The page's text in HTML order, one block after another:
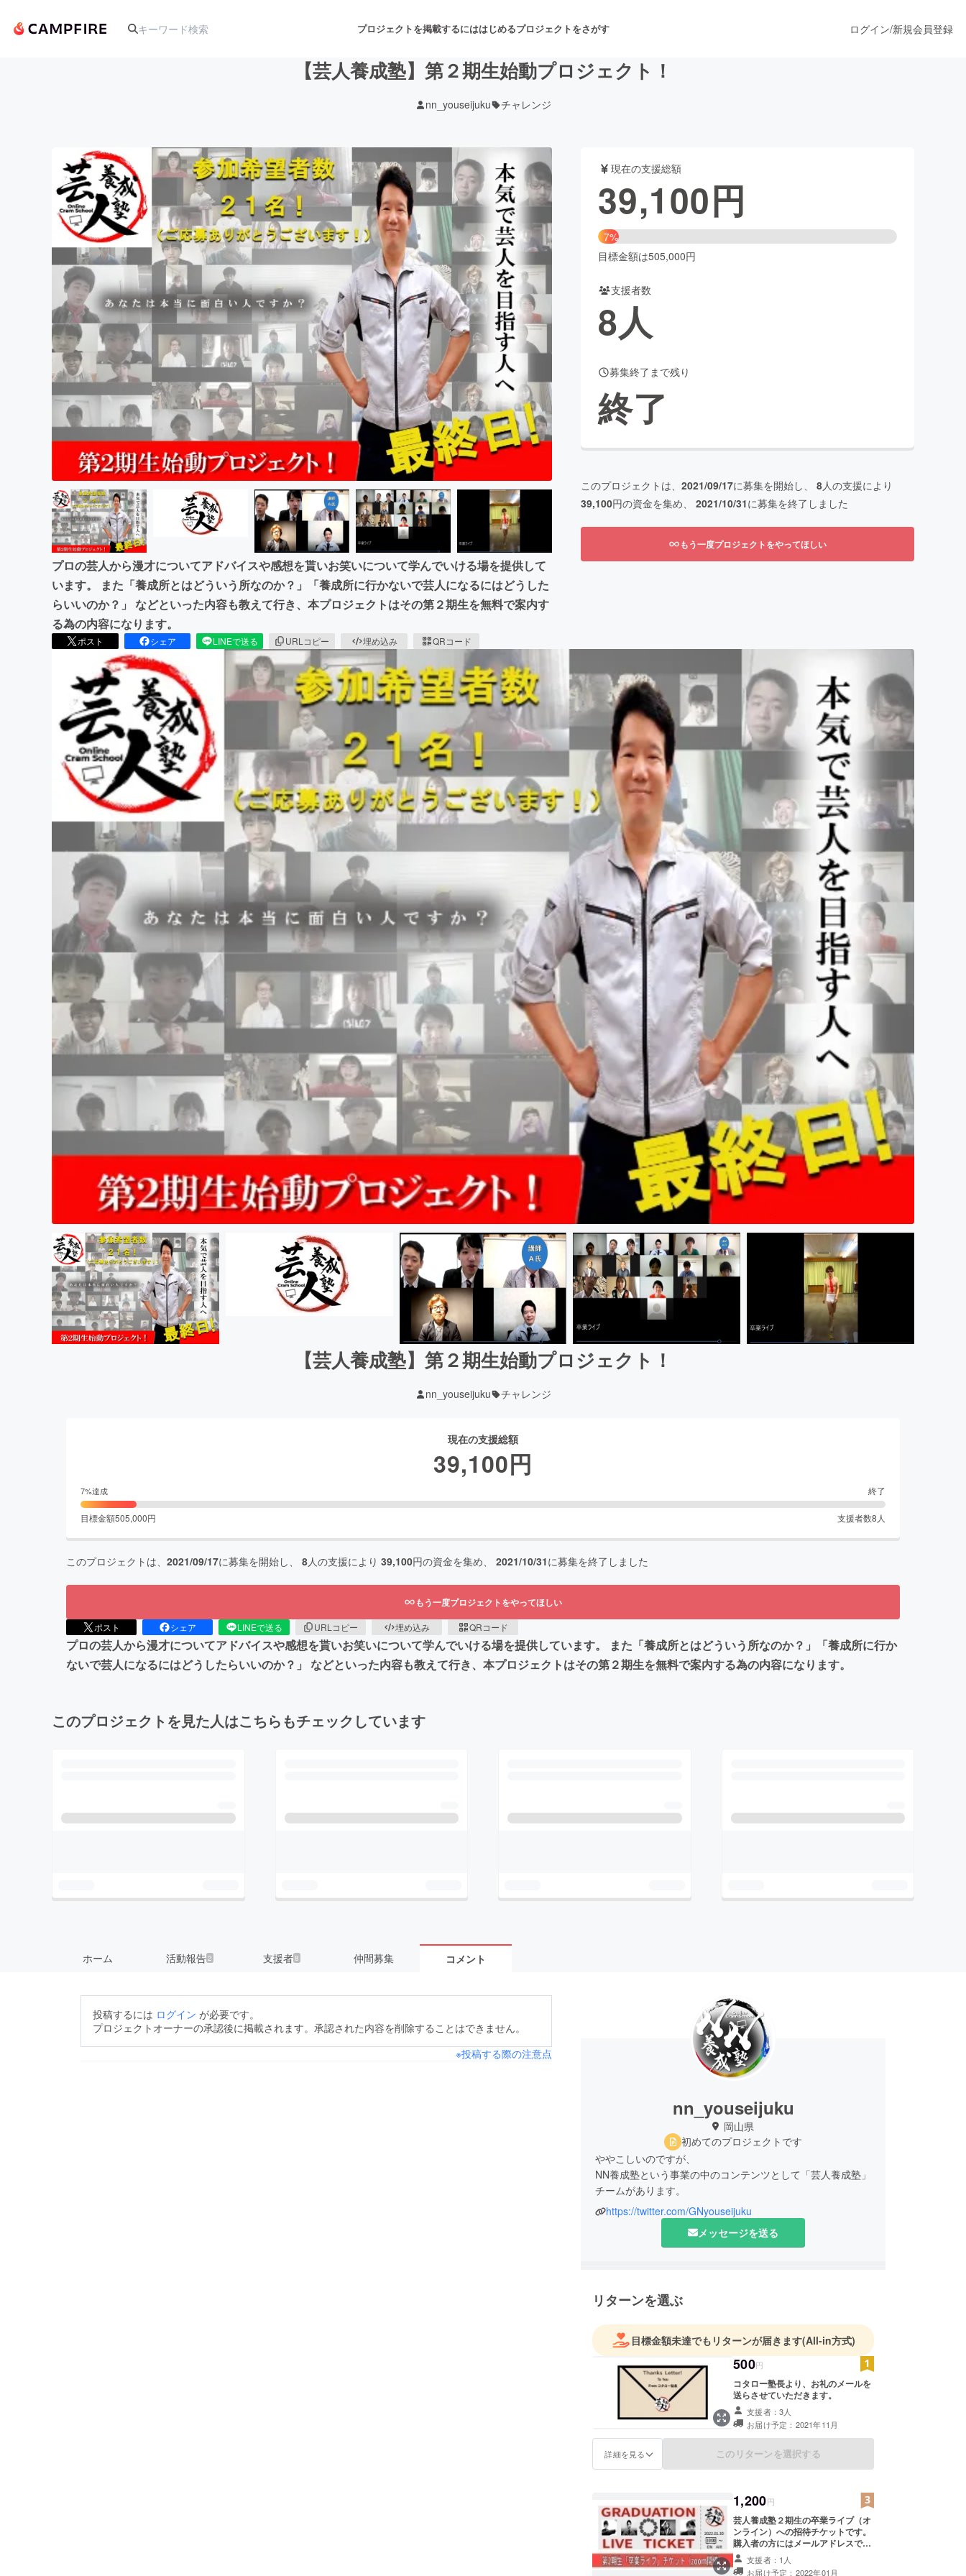
プロジェクトを掲載するにははじめるプロジェクトをさがす
アート・写真 音楽 舞台・パフォーマンス
テクノロジー・ガジェット ゲーム・サービス開発 ファッション
映像・映画 書籍・雑誌出版 アニメ・漫画
ビジネス・起業 チャレンジ ビューティー・ヘルスケア
まちづくり・地域活性化
CAMPFIRE for Social Good CAMPFIRE Creation
CAMPFIREふるさと納税
machi-yaコミュニティ
ログイン/新規会員登録
【芸人養成塾】第２期生始動プロジェクト！
nn_youseijuku チャレンジ
プロの芸人から漫才についてアドバイスや感想を貰いお笑いについて学んでいける場を提供して
います。 また「養成所とはどういう所なのか？」「養成所に行かないで芸人になるにはどうした
らいいのか？」 などといった内容も教えて行き、本プロジェクトはその第２期生を無料で案内す
る為の内容になります。
ポスト シェア LINEで送る URLコピー 埋め込み QRコード
現在の支援総額
39,100円
7%
目標金額は505,000円
支援者数
8人
募集終了まで残り
終了
このプロジェクトは、 2021/09/17に募集を開始し、 8人の支援により
39,100円の資金を集め、 2021/10/31に募集を終了しました
もう一度プロジェクトをやってほしい
【芸人養成塾】第２期生始動プロジェクト！
nn_youseijuku チャレンジ
現在の支援総額
39,100円
7%達成 終了
目標金額505,000円 支援者数8 人
このプロジェクトは、 2021/09/17に募集を開始し、 8人の支援により 39,100円の資金を集め、 2021/10/31に募集を終了しました
もう一度プロジェクトをやってほしい
ポスト シェア LINEで送る URLコピー 埋め込み QRコード
プロの芸人から漫才についてアドバイスや感想を貰いお笑いについて学んでいける場を提供しています。 また「養成所とはどういう所なのか？」「養成所に行か
ないで芸人になるにはどうしたらいいのか？」 などといった内容も教えて行き、本プロジェクトはその第２期生を無料で案内する為の内容になります。
このプロジェクトを見た人はこちらもチェックしています
ホーム 活動報告2 支援者8 仲間募集 コメント
投稿するには ログイン が必要です。
プロジェクトオーナーの承認後に掲載されます。承認された内容を削除することはできません。
※投稿する際の注意点
nn_youseijuku
岡山県
初めてのプロジェクトです
ややこしいのですが、
NN養成塾という事業の中のコンテンツとして「芸人養成塾」
チームがあります。
現在第２期生を募集していますので芸人を目指す学生や社会
https://twitter.com/GNyouseijuku
メッセージを送る
リターンを選ぶ
目標金額未達でもリターンが届きます(All-in方式)
500円
コタロー塾長より、お礼のメールを
送らさせていただきます。
支援者：3人
お届け予定：2021年11月
詳細を見る このリターンを選択する
1,200円
芸人養成塾２期生の卒業ライブ（オ
ンライン）への招待チケットです。
購入者の方にはメールアドレスでＺ
ｏｏｍで開催する当日のURLを送ら
させていただきます。 日時について
支援者：1人
お届け予定：2022年01月